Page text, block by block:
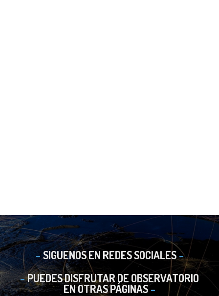
SIGUENOS EN REDES SOCIALES
PUEDES DISFRUTAR DE OBSERVATORIO
EN OTRAS PÁGINAS